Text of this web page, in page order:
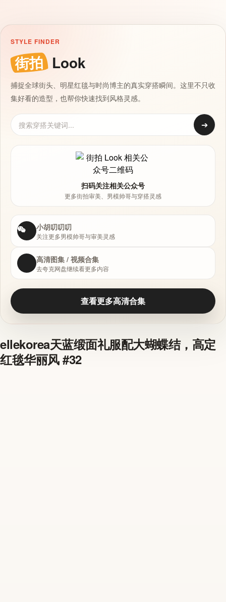
STYLE FINDER
街拍 Look
捕捉全球街头、明星红毯与时尚博主的真实穿搭瞬间。这里不只收
集好看的造型，也帮你快速找到风格灵感。
➔
扫码关注相关公众号
更多街拍审美、男模帅哥与穿搭灵感
小胡叨叨叨
关注更多男模帅哥与审美灵感
高清图集 / 视频合集
去夸克网盘继续看更多内容
查看更多高清合集
ellekorea天蓝缎面礼服配大蝴蝶结，高定
红毯华丽风 #32